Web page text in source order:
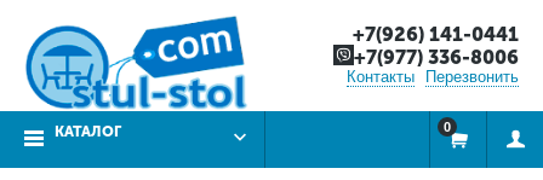
+7(926) 141-0441
+7(977) 336-8006
Контакты Перезвонить
КАТАЛОГ 0